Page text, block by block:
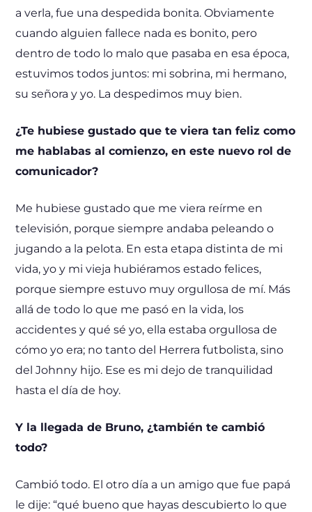
a verla, fue una despedida bonita. Obviamente
cuando alguien fallece nada es bonito, pero
dentro de todo lo malo que pasaba en esa época,
estuvimos todos juntos: mi sobrina, mi hermano,
su señora y yo. La despedimos muy bien.
¿Te hubiese gustado que te viera tan feliz como
me hablabas al comienzo, en este nuevo rol de
comunicador?
Me hubiese gustado que me viera reírme en
televisión, porque siempre andaba peleando o
jugando a la pelota. En esta etapa distinta de mi
vida, yo y mi vieja hubiéramos estado felices,
porque siempre estuvo muy orgullosa de mí. Más
allá de todo lo que me pasó en la vida, los
accidentes y qué sé yo, ella estaba orgullosa de
cómo yo era; no tanto del Herrera futbolista, sino
del Johnny hijo. Ese es mi dejo de tranquilidad
hasta el día de hoy.
Y la llegada de Bruno, ¿también te cambió
todo?
Cambió todo. El otro día a un amigo que fue papá
le dije: “qué bueno que hayas descubierto lo que